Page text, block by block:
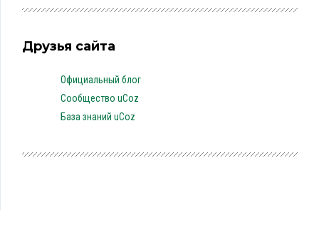
Друзья сайта
Официальный блог
Сообщество uCoz
База знаний uCoz